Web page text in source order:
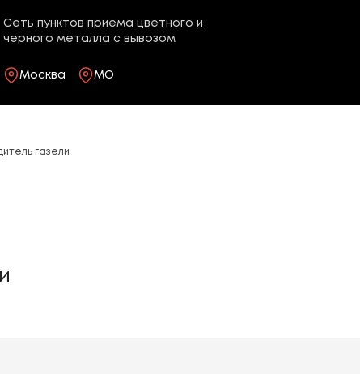
Сеть пунктов приема цветного и
черного металла с вывозом
Москва МО
газели